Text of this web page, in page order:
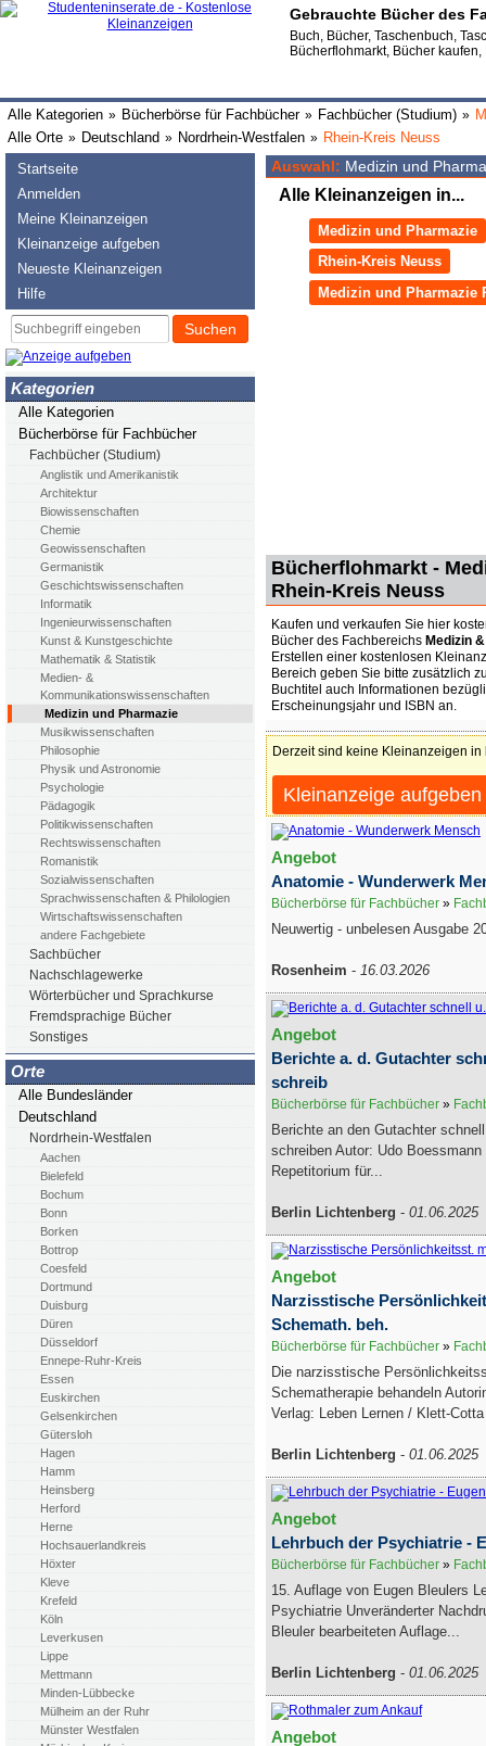
Gebrauchte Bücher des
Buch, Bücher, Taschenbuch,
Bücherflohmarkt, Bücher
Alle Kategorien » Bücherbörse für Fachbücher » Fachbücher (Studium) »
Alle Orte » Deutschland » Nordrhein-Westfalen » Rhein-Kreis Neuss
Startseite
Anmelden
Meine Kleinanzeigen
Kleinanzeige aufgeben
Neueste Kleinanzeigen
Hilfe
Suchen
Kategorien
Alle Kategorien
Bücherbörse für Fachbücher
Fachbücher (Studium)
Anglistik und Amerikanistik
Architektur
Biowissenschaften
Chemie
Geowissenschaften
Germanistik
Geschichtswissenschaften
Informatik
Ingenieurwissenschaften
Kunst & Kunstgeschichte
Mathematik & Statistik
Medien- &
Kommunikationswissenschaften
Medizin und Pharmazie
Musikwissenschaften
Philosophie
Physik und Astronomie
Psychologie
Pädagogik
Politikwissenschaften
Rechtswissenschaften
Romanistik
Sozialwissenschaften
Sprachwissenschaften & Philologien
Wirtschaftswissenschaften
andere Fachgebiete
Sachbücher
Nachschlagewerke
Wörterbücher und Sprachkurse
Fremdsprachige Bücher
Sonstiges
Orte
Alle Bundesländer
Deutschland
Nordrhein-Westfalen
Aachen
Bielefeld
Bochum
Bonn
Borken
Bottrop
Coesfeld
Dortmund
Duisburg
Düren
Düsseldorf
Ennepe-Ruhr-Kreis
Essen
Euskirchen
Gelsenkirchen
Gütersloh
Hagen
Hamm
Heinsberg
Herford
Herne
Hochsauerlandkreis
Höxter
Kleve
Krefeld
Köln
Leverkusen
Lippe
Mettmann
Minden-Lübbecke
Mülheim an der Ruhr
Münster Westfalen
Auswahl: Medizin und
Alle Kleinanzeigen in...
Medizin und Pharmazie
Rhein-Kreis Neuss
Medizin und Pharmazie
Bücherflohmarkt -
Rhein-Kreis Neuss
Kaufen und verkaufen Sie hier
Bücher des Fachbereichs Medizin
Erstellen einer kostenlosen
Bereich geben Sie bitte zusätzlich
Buchtitel auch Informationen
Erscheinungsjahr und ISBN an.
Derzeit sind keine Kleinanzeigen in
Kleinanzeige
Angebot
Anatomie - Wunderwerk
Bücherbörse für Fachbücher »
Neuwertig - unbelesen Ausgabe
Rosenheim - 16.03.2026
Angebot
Berichte a. d. Gutachter
schreib
Bücherbörse für Fachbücher »
Berichte an den Gutachter
schreiben Autor: Udo
Repetitorium für...
Berlin Lichtenberg - 01.06.2025
Angebot
Narzisstische
Schemath. beh.
Bücherbörse für Fachbücher »
Die narzisstische
Schematherapie behandeln
Verlag: Leben Lernen / Klett-
Berlin Lichtenberg - 01.06.2025
Angebot
Lehrbuch der Psychiatrie -
Bücherbörse für Fachbücher »
15. Auflage von Eugen Bleulers
Psychiatrie Unveränderter
Bleuler bearbeiteten Auflage...
Berlin Lichtenberg - 01.06.2025
Angebot